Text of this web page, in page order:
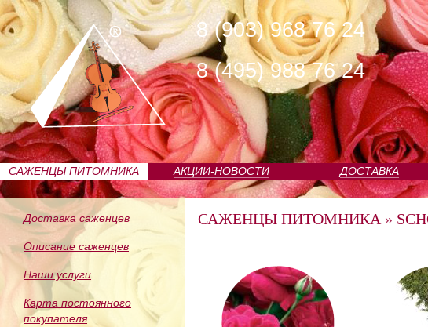
8 (903) 968 76 24
8 (495) 988 76 24
САЖЕНЦЫ ПИТОМНИКА АКЦИИ-НОВОСТИ ДОСТАВКА
Доставка саженцев
Описание саженцев
Наши услуги
Карта постоянного
покупателя
САЖЕНЦЫ ПИТОМНИКА »